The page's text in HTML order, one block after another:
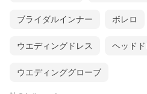
ブライダルインナー ボレロ
ウエディングドレス ヘッドド
ウエディンググローブ